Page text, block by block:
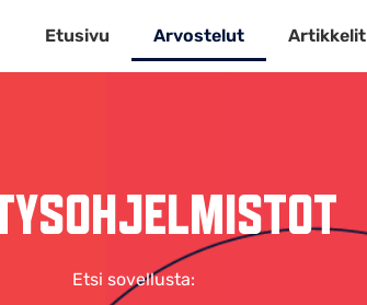
Etusivu Arvostelut Artikkelit
Etsi sovellusta: